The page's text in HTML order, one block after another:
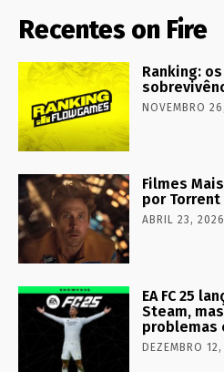
Recentes on Fire
Ranking:
NOVEMBRO
Filmes
por Torrent
ABRIL 23, 2026
EA FC 25
Steam,
problemas
DEZEMBRO